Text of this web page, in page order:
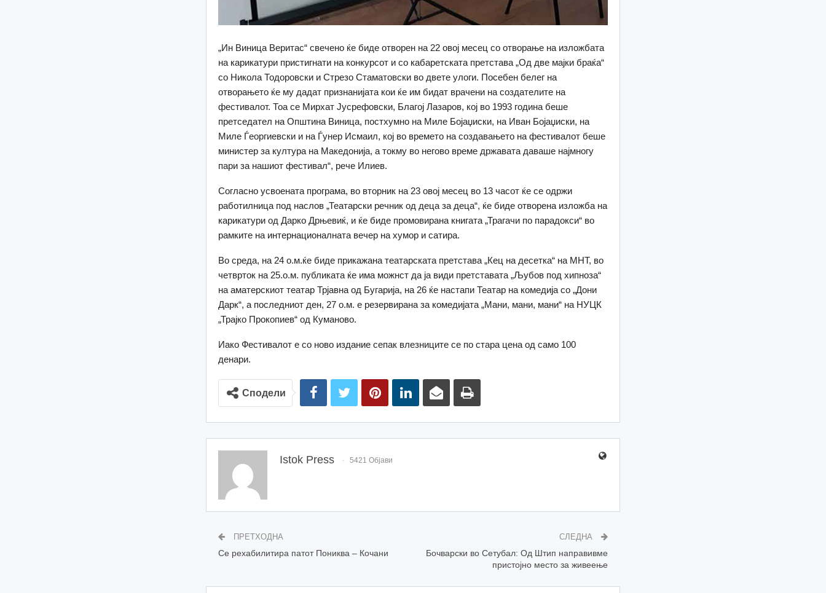
„Ин Виница Веритас“ свечено ќе биде отворен на 22 овој месец со отворање на изложбата
на карикатури пристигнати на конкурсот и со кабаретската претстава „Од две мајки браќа“
со Никола Тодоровски и Стрезо Стаматовски во двете улоги. Посебен белег на
отворањето ќе му дадат признанијата кои ќе им бидат врачени на создателите на
фестивалот. Тоа се Мирхат Јусрефовски, Благој Лазаров, кој во 1993 година беше
претседател на Општина Виница, постхумно на Миле Бојаџиски, на Иван Бојаџиски, на
Миле Ѓеоргиевски и на Ѓунер Исмаил, кој во времето на создавањето на фестивалот беше
министер за култура на Македонија, а токму во негово време државата даваше најмногу
пари за нашиот фестивал“, рече Илиев.
Согласно усвоената програма, во вторник на 23 овој месец во 13 часот ќе се одржи
работилница под наслов „Театарски речник од деца за деца“, ќе биде отворена изложба на
карикатури од Дарко Дрњевиќ, и ќе биде промовирана книгата „Трагачи по парадокси“ во
рамките на интернационалната вечер на хумор и сатира.
Во среда, на 24 о.м.ќе биде прикажана театарската претстава „Кец на десетка“ на МНТ, во
четврток на 25.о.м. публиката ќе има можнст да ја види претставата „Љубов под хипноза“
на аматерскиот театар Трјавна од Бугарија, на 26 ќе настапи Театар на комедија со „Дони
Дарк“, а последниот ден, 27 о.м. е резервирана за комедијата „Мани, мани, мани“ на НУЦК
„Трајко Прокопиев“ од Куманово.
Иако Фестивалот е со ново издание сепак влезниците се по стара цена од само 100
денари.
Сподели
Istok Press 5421 Објави
ПРЕТХОДНА
Се рехабилитира патот Пониква – Кочани
СЛЕДНА
Бочварски во Сетубал: Од Штип направивме
пристојно место за живеење